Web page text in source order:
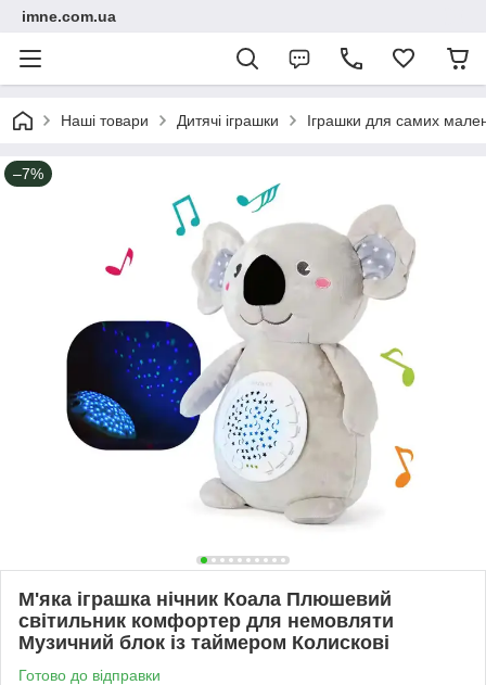
imne.com.ua
Наші товари Дитячі іграшки Іграшки для самих
–7%
М'яка іграшка нічник Коала Плюшевий
світильник комфортер для немовляти
Музичний блок із таймером Колискові
Готово до відправки